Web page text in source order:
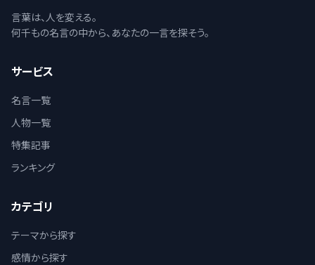
言葉は、人を変える。
何千もの名言の中から、あなたの一言を探そう。
サービス
名言一覧
人物一覧
特集記事
ランキング
カテゴリ
テーマから探す
感情から探す